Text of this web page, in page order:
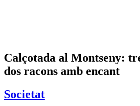
Calçotada al Montseny:
dos racons amb encant
Societat